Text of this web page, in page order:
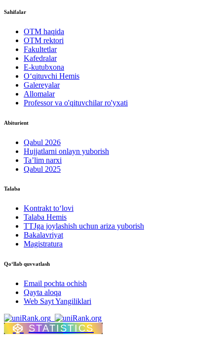
Sahifalar
OTM haqida
OTM rektori
Fakultetlar
Kafedralar
E-kutubxona
O‘qituvchi Hemis
Galereyalar
Allomalar
Professor va o'qituvchilar ro'yxati
Abiturient
Qabul 2026
Hujjatlarni onlayn yuborish
Ta’lim narxi
Qabul 2025
Talaba
Kontrakt to‘lovі
Talaba Hemis
TTJga joylashish uchun ariza yuborish
Bakalavriyat
Magistratura
Qo‘llab quvvatlash
Email pochta ochish
Qayta aloqa
Web Sayt Yangiliklari
STATISTICS